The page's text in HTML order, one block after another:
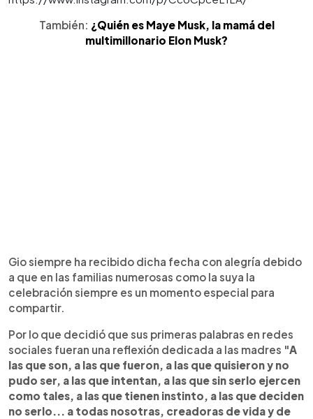
También: ¿Quién es Maye Musk, la mamá del
multimillonario Elon Musk?
Gio siempre ha recibido dicha fecha con alegría debido
a que en las familias numerosas como la suya la
celebración siempre es un momento especial para
compartir.
Por lo que decidió que sus primeras palabras en redes
sociales fueran una reflexión dedicada a las madres "A
las que son, a las que fueron, a las que quisieron y no
pudo ser, a las que intentan, a las que sin serlo ejercen
como tales, a las que tienen instinto, a las que deciden
no serlo... a todas nosotras, creadoras de vida y de